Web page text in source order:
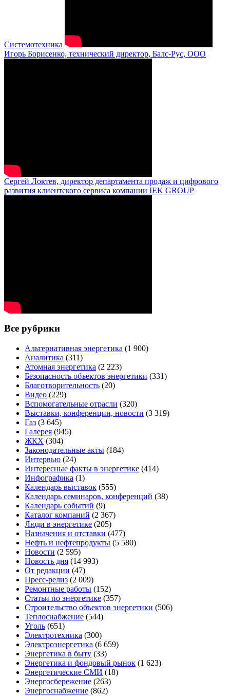
Системотехника
Игорь Борисенко, технический директор, Балс-Рус, ООО
Сергей Локтев, директор департамента продаж и цифрового
развития клиентского сервиса компании IEK GROUP
Все рубрики
Альтернативная энергетика (1 900)
Аналитика (311)
Атомная энергетика (2 223)
Безопасность объектов энергетики (331)
Благотворительность (20)
Видео (229)
Вспомогательные отрасли (320)
Выставки, конференции, новости (3 319)
Газ (3 645)
Галерея (945)
ЖКХ (304)
Законодательные акты (184)
Интервью (24)
Интересные факты в энергетике (414)
Инфографика (1)
Календарь выставок (555)
Календарь семинаров, конференций (38)
Календарь событий (9)
Каталог компаний (2 367)
Люди в энергетике (205)
Назначения и отставки (477)
Нефть и нефтепродукты (5 580)
Новости (2 595)
Новость дня (14 993)
От редакции (47)
Пресс-релиз (2 009)
Ремонтные работы (152)
Статьи по энергетике (357)
Строительство объектов энергетики (506)
Теплоснабжение (544)
Уголь (651)
Электротехника (300)
Электроэнергетика (6 659)
Энергетика в быту (33)
Энергетика и фондовый рынок (1 623)
Энергетические СМИ (18)
Энергосбережение (263)
Энергоснабжение (862)